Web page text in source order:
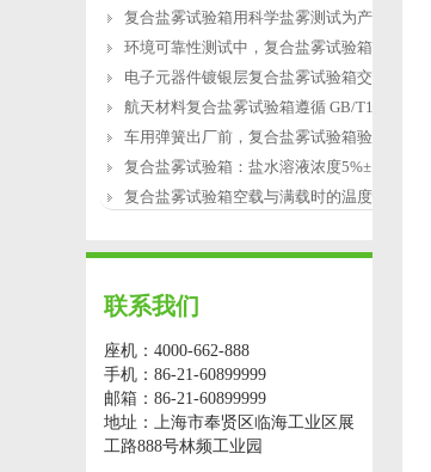
复合盐雾试验箱用科学盐雾测试为产品研
环境可靠性测试中，复合盐雾试验箱缺水
电子元器件镀银层复合盐雾试验箱交变盐
航天材料复合盐雾试验箱遵循 GB/T12967.3
车用弹簧出厂前，复合盐雾试验箱验证盐
复合盐雾试验箱：盐水溶液浓度5%±1%的配
复合盐雾试验箱空载与满载时的温度恢复
联系我们
座机：4000-662-888
手机：86-21-60899999
邮箱：86-21-60899999
地址：上海市奉贤区临海工业区展
工路888号林频工业园